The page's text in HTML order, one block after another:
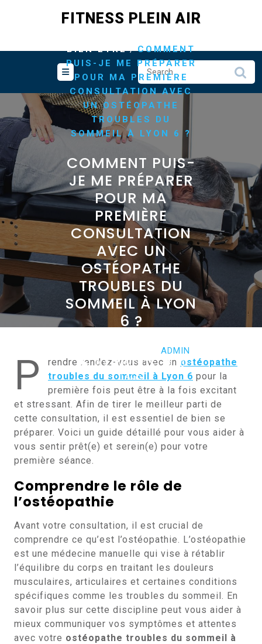
FITNESS PLEIN AIR
BIEN ETRE/COMMENT
PUIS-JE ME PRÉPARER
POUR MA PREMIÈRE
CONSULTATION AVEC
UN OSTÉOPATHE
TROUBLES DU
SOMMEIL À LYON 6 ?
COMMENT PUIS-
JE ME PRÉPARER
POUR MA
PREMIÈRE
CONSULTATION
AVEC UN
OSTÉOPATHE
TROUBLES DU
SOMMEIL À LYON
6 ?
ADMIN
0 COMMENTS
0
TAGS
P rendre rendez-vous avec un ostéopathe
troubles du sommeil à Lyon 6 pour la
première fois peut être à la fois excitant
et stressant. Afin de tirer le meilleur parti de
cette consultation, il est essentiel de bien se
préparer. Voici un guide détaillé pour vous aider à
vous sentir prêt(e) et serein(e) pour votre
première séance.
Comprendre le rôle de
l’ostéopathie
Avant votre consultation, il est crucial de
comprendre ce qu’est l’ostéopathie. L’ostéopathie
est une médecine manuelle qui vise à rétablir
l’équilibre du corps en traitant les douleurs
musculaires, articulaires et certaines conditions
spécifiques comme les troubles du sommeil. En
savoir plus sur cette discipline peut vous aider à
mieux communiquer vos symptômes et attentes
avec votre ostéopathe troubles du sommeil à